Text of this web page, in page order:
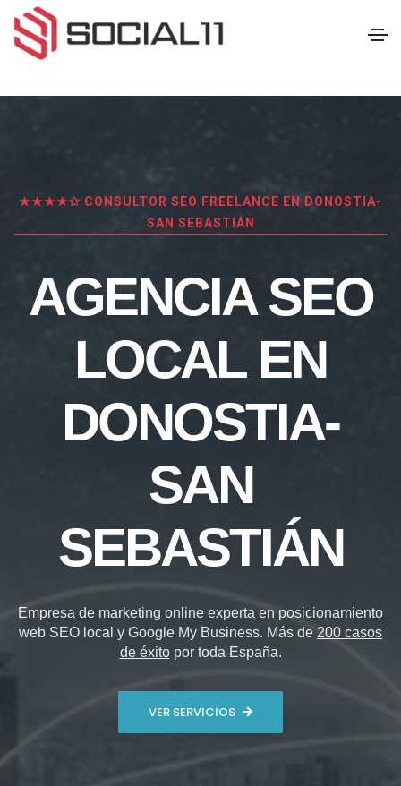
★★★★✩ CONSULTOR SEO FREELANCE EN DONOSTIA-
SAN SEBASTIÁN
AGENCIA SEO
LOCAL EN
DONOSTIA-
SAN
SEBASTIÁN
Empresa de marketing online experta en posicionamiento
web SEO local y Google My Business. Más de 200 casos
de éxitopor toda España.
VER SERVICIOS